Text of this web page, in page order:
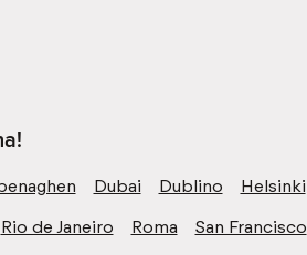
Dubai Dublino
Helsinki
Rio de Janeiro Roma
San Francisco